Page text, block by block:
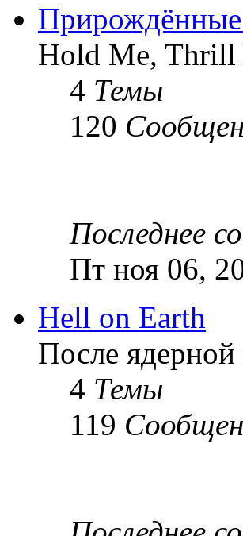
Hold Me,
4 Темы
120
Последнее
Пт ноя 06,
Hell on Earth
После ядерной
4 Темы
119